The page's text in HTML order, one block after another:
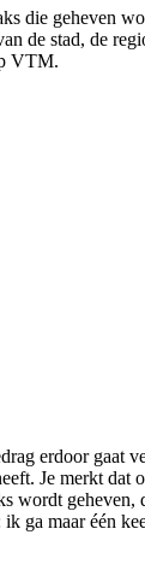
die geheven
de stad, de
VTM.
erdoor gaat
Je merkt dat
wordt geheven,
ga maar één